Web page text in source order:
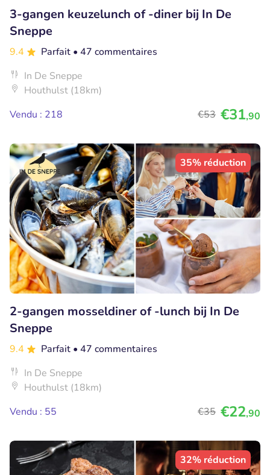
3-gangen keuzelunch of -diner bij In De
Sneppe
9.4 Parfait • 47 commentaires
In De Sneppe
Houthulst (18km)
Vendu : 218
€53 €31,90
35% réduction
2-gangen mosseldiner of -lunch bij In De
Sneppe
9.4 Parfait • 47 commentaires
In De Sneppe
Houthulst (18km)
Vendu : 55
€35 €22,90
32% réduction